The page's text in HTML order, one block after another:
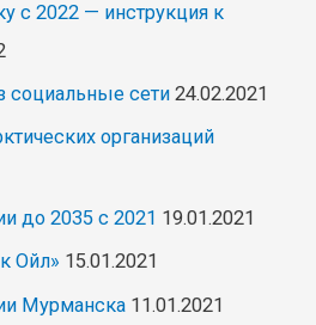
с 2022 — инструкция к
социальные сети 24.02.2021
организаций
до 2035 с 2021 19.01.2021
Ойл» 15.01.2021
Мурманска 11.01.2021